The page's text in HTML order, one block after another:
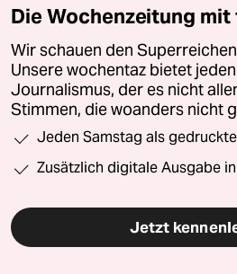
Die Wochenzeitung
Wir schauen den
Unsere wochentaz bietet
Journalismus, der es nicht
Stimmen, die woanders nicht
Jeden Samstag als
Zusätzlich digitale Ausgabe
Jetzt